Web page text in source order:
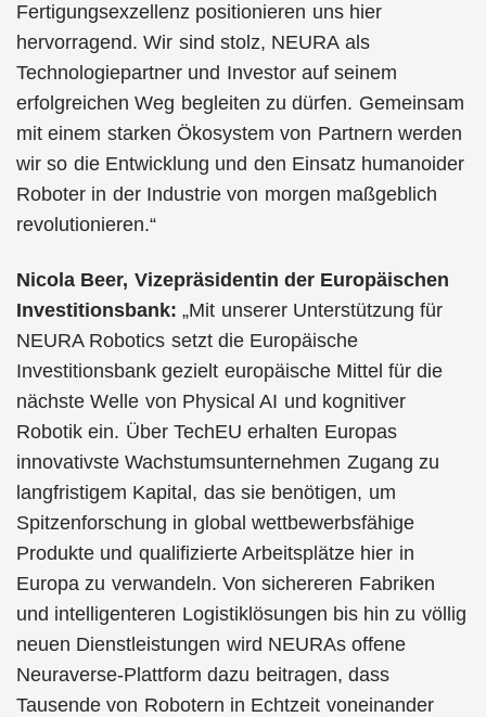
Fertigungsexzellenz positionieren uns hier
hervorragend. Wir sind stolz, NEURA als
Technologiepartner und Investor auf seinem
erfolgreichen Weg begleiten zu dürfen. Gemeinsam
mit einem starken Ökosystem von Partnern werden
wir so die Entwicklung und den Einsatz humanoider
Roboter in der Industrie von morgen maßgeblich
revolutionieren.“
Nicola Beer, Vizepräsidentin der Europäischen
Investitionsbank:„Mit unserer Unterstützung für
NEURA Robotics setzt die Europäische
Investitionsbank gezielt europäische Mittel für die
nächste Welle von Physical AI und kognitiver
Robotik ein. Über TechEU erhalten Europas
innovativste Wachstumsunternehmen Zugang zu
langfristigem Kapital, das sie benötigen, um
Spitzenforschung in global wettbewerbsfähige
Produkte und qualifizierte Arbeitsplätze hier in
Europa zu verwandeln. Von sichereren Fabriken
und intelligenteren Logistiklösungen bis hin zu völlig
neuen Dienst­leistungen wird NEURAs offene
Neuraverse-Plattform dazu beitragen, dass
Tausende von Robotern in Echtzeit voneinander